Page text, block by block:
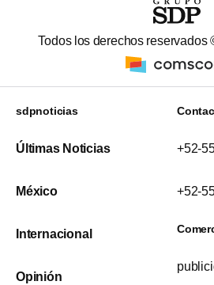
Todos los derechos reservados
sdpnoticias
Últimas Noticias
México
Internacional
Opinión
+52-
+52-